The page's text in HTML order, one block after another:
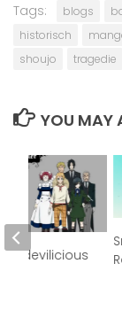
Tags: blogs
historisch
shoujo
tragedie
YOU MAY
, devilicious